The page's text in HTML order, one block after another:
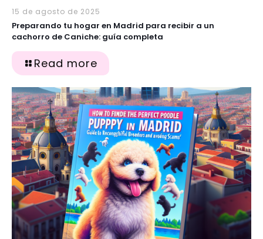
15 de agosto de 2025
Preparando tu hogar en Madrid para recibir a un
cachorro de Caniche: guía completa
Read more